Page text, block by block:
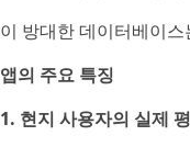
이 방대한 데이터베이스
앱의 주요 특징
1. 현지 사용자의 실제